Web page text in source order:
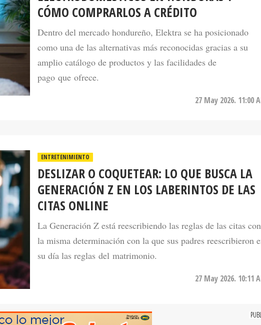
Dentro del mercado hondureño, Elektra se ha posicionado
como una de las alternativas más reconocidas gracias a su
amplio catálogo de productos y las facilidades de
pago que ofrece.
DESLIZAR O COQUETEAR: LO QUE BUSCA LA
GENERACIÓN Z EN LOS LABERINTOS DE LAS
CITAS ONLINE
La Generación Z está reescribiendo las reglas de las citas con
la misma determinación con la que sus padres reescribieron en
su día las reglas del matrimonio.